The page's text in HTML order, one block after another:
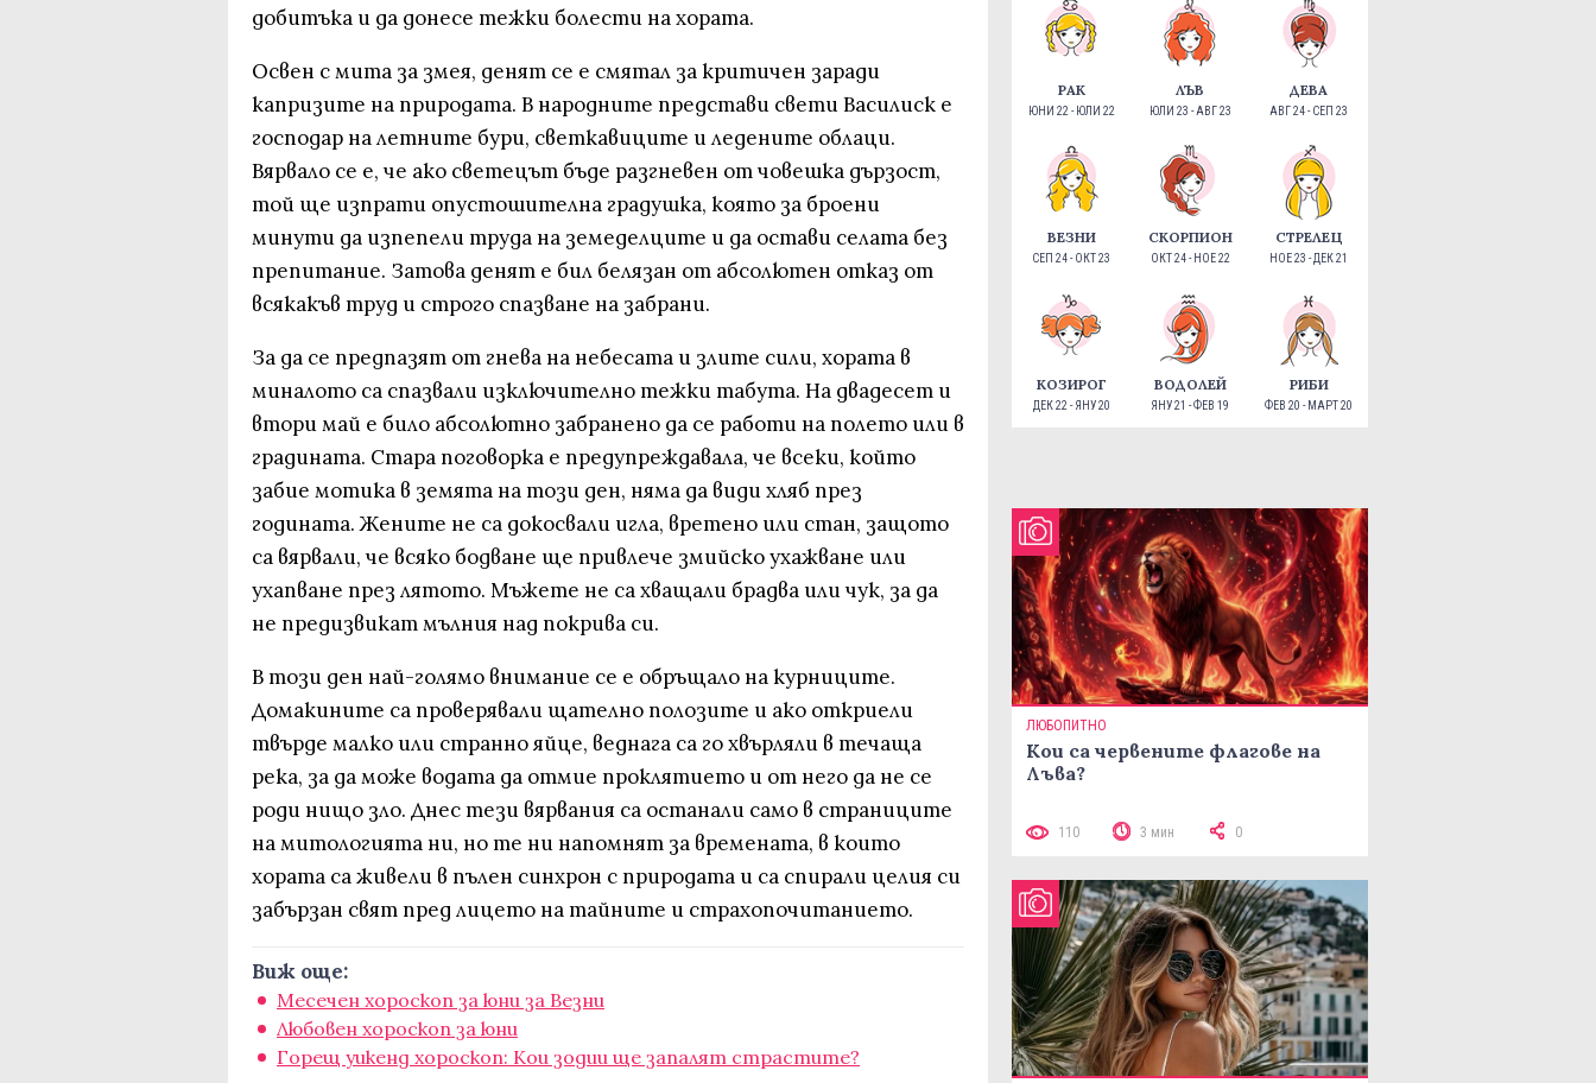
добитъка и да донесе тежки болести на хората.
Освен с мита за змея, денят се е смятал за критичен заради
капризите на природата. В народните представи свети Василиск е
господар на летните бури, светкавиците и ледените облаци.
Вярвало се е, че ако светецът бъде разгневен от човешка дързост,
той ще изпрати опустошителна градушка, която за броени
минути да изпепели труда на земеделците и да остави селата без
препитание. Затова денят е бил белязан от абсолютен отказ от
всякакъв труд и строго спазване на забрани.
За да се предпазят от гнева на небесата и злите сили, хората в
миналото са спазвали изключително тежки табута. На двадесет и
втори май е било абсолютно забранено да се работи на полето или в
градината. Стара поговорка е предупреждавала, че всеки, който
забие мотика в земята на този ден, няма да види хляб през
годината. Жените не са докосвали игла, вретено или стан, защото
са вярвали, че всяко бодване ще привлече змийско ухажване или
ухапване през лятото. Мъжете не са хващали брадва или чук, за да
не предизвикат мълния над покрива си.
В този ден най-голямо внимание се е обръщало на курниците.
Домакините са проверявали щателно полозите и ако откриели
твърде малко или странно яйце, веднага са го хвърляли в течаща
река, за да може водата да отмие проклятието и от него да не се
роди нищо зло. Днес тези вярвания са останали само в страниците
на митологията ни, но те ни напомнят за времената, в които
хората са живели в пълен синхрон с природата и са спирали целия си
забързан свят пред лицето на тайните и страхопочитанието.
Виж още:
Месечен хороскоп за юни за Везни
Любовен хороскоп за юни
Горещ уикенд хороскоп: Кои зодии ще запалят страстите?
РАК
ЮНИ 22 - ЮЛИ 22
ЛЪВ
ЮЛИ 23 - АВГ 23
ДЕВА
АВГ 24 - СЕП 23
ВЕЗНИ
СЕП 24 - ОКТ 23
СКОРПИОН
ОКТ 24 - НОЕ 22
СТРЕЛЕЦ
НОЕ 23 - ДЕК 21
КОЗИРОГ
ДЕК 22 - ЯНУ 20
ВОДОЛЕЙ
ЯНУ 21 - ФЕВ 19
РИБИ
ФЕВ 20 - МАРТ 20
ЛЮБОПИТНО
Кои са червените флагове на
Лъва?
110 3 мин 0